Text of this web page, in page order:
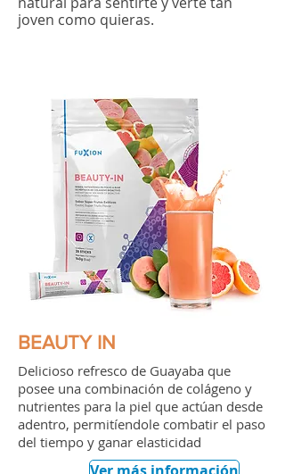
joven como quieras.
BEAUTY IN
Delicioso refresco de Guayaba que
posee una combinación de colágeno y
nutrientes para la piel que actúan desde
adentro, permitíendole combatir el paso
del tiempo y ganar elasticidad